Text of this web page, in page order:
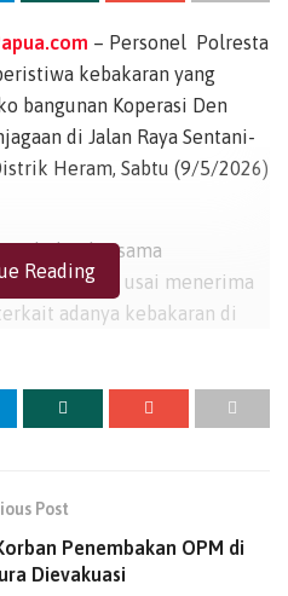
– Personel Polresta
kebakaran yang
bangunan Koperasi Den
di Jalan Raya Sentani-
Heram, Sabtu (9/5/2026)
Rihulay, bersama
lokasi usai menerima
adanya kebakaran di
membantu proses evakuasi
Ruko Nomor 5 milik
asap muncul dari
api dengan cepat
Reading
Post
Penembakan OPM di
Dievakuasi